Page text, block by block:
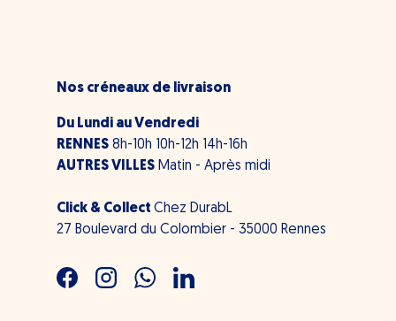
Nos créneaux de livraison
Du Lundi au Vendredi
RENNES 8h-10h 10h-12h 14h-16h
AUTRES VILLES Matin - Après midi
Click & Collect Chez DurabL
27 Boulevard du Colombier - 35000 Rennes
FacebookInstagramWhatsAppLinkedIn